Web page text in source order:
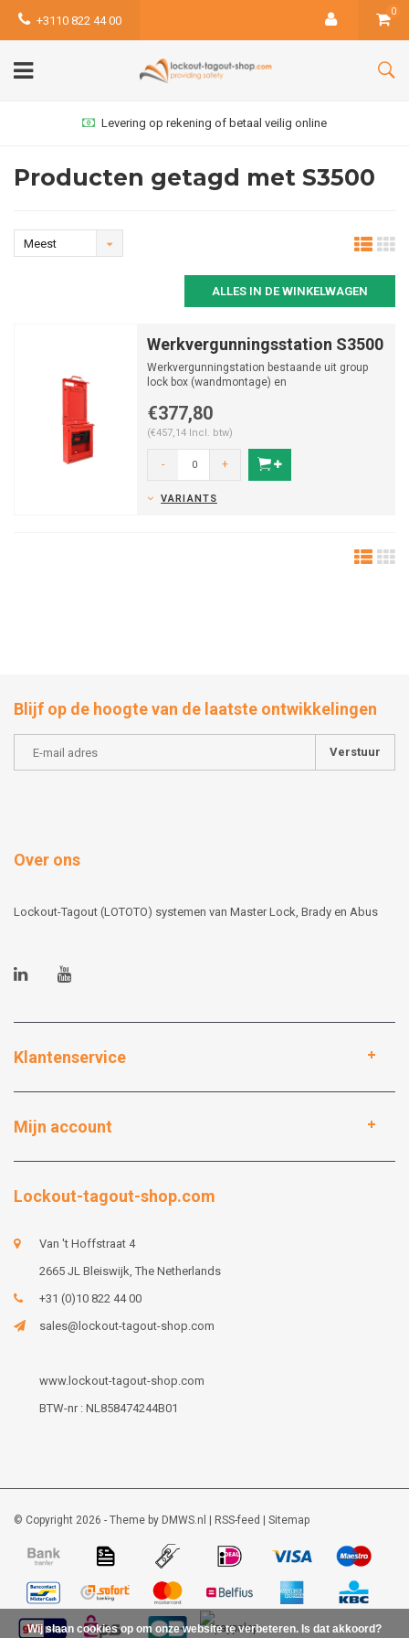
+3110 822 44 00
0
Levering op rekening of betaal veilig online
Producten getagd met S3500
Meest
ALLES IN DE WINKELWAGEN
Werkvergunningsstation S3500
Werkvergunningstation bestaande uit group
lock box (wandmontage) en
€377,80
(€457,14 Incl. btw)
- +
VARIANTS
Blijf op de hoogte van de laatste ontwikkelingen
Verstuur
Over ons
Lockout-Tagout (LOTOTO) systemen van Master Lock, Brady en Abus
Klantenservice
Mijn account
Lockout-tagout-shop.com
Van 't Hoffstraat 4
2665 JL Bleiswijk, The Netherlands
+31 (0)10 822 44 00
sales@lockout-tagout-shop.com
www.lockout-tagout-shop.com
BTW-nr : NL858474244B01
© Copyright 2026 - Theme by DMWS.nl RSS-feed Sitemap
Wij slaan cookies op om onze website te verbeteren. Is dat akkoord?